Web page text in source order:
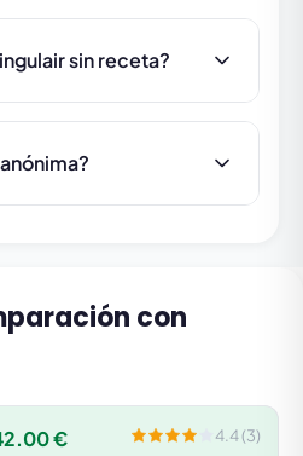
sin receta?
con
€ 4.4 (3)